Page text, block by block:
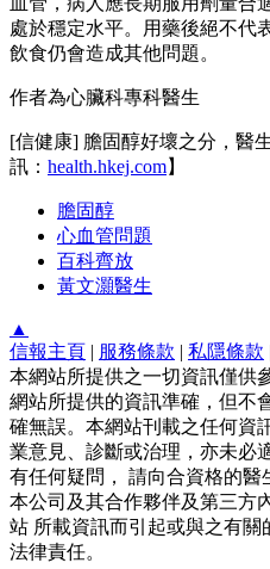
處於穩定水平。用藥後絕不代
飲食仍會造成其他問題。
作者為心臟科專科醫生
[信健康] 膽固醇好壞之分，醫
訊： health.hkej.com】
膽固醇
心血管問題
百科齊放
黃文灝醫生
▲
信報主頁 | 服務條款 | 私隱條款
本網站所提供之一切資訊僅供
網站所提供的資訊準確，但不
確無誤。本網站刊載之任何資
業意見、診斷或治理，亦未必
有任何疑問， 請向合資格的醫
本公司及其合作夥伴及第三方
站 所載資訊而引起或與之有
法律責任。